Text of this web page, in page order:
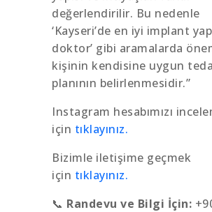
değerlendirilir. Bu nedenle
‘Kayseri’de en iyi implant
doktor’ gibi aramalarda
kişinin kendisine uygun
planının belirlenmesidir.”
Instagram hesabımızı
için tıklayınız.
Bizimle iletişime geçmek
için tıklayınız.
📞 Randevu ve Bilgi İçin: